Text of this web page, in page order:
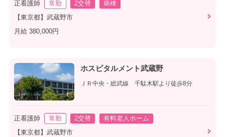
正看護師 常勤 2交替
病棟
【東京都】武蔵野市
月給 380,000円
ホスピタルメント武蔵野
ＪＲ中央・総武線 千駄木駅より徒歩8分
正看護師 常勤 2交替
有料老人ホーム
【東京都】武蔵野市